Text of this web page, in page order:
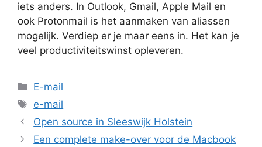
iets anders. In Outlook, Gmail, Apple Mail en
ook Protonmail is het aanmaken van aliassen
mogelijk. Verdiep er je maar eens in. Het kan je
veel productiviteitswinst opleveren.
Categorieën
E-mail
Tags
e-mail
Open source in Sleeswijk Holstein
Een complete make-over voor de Macbook